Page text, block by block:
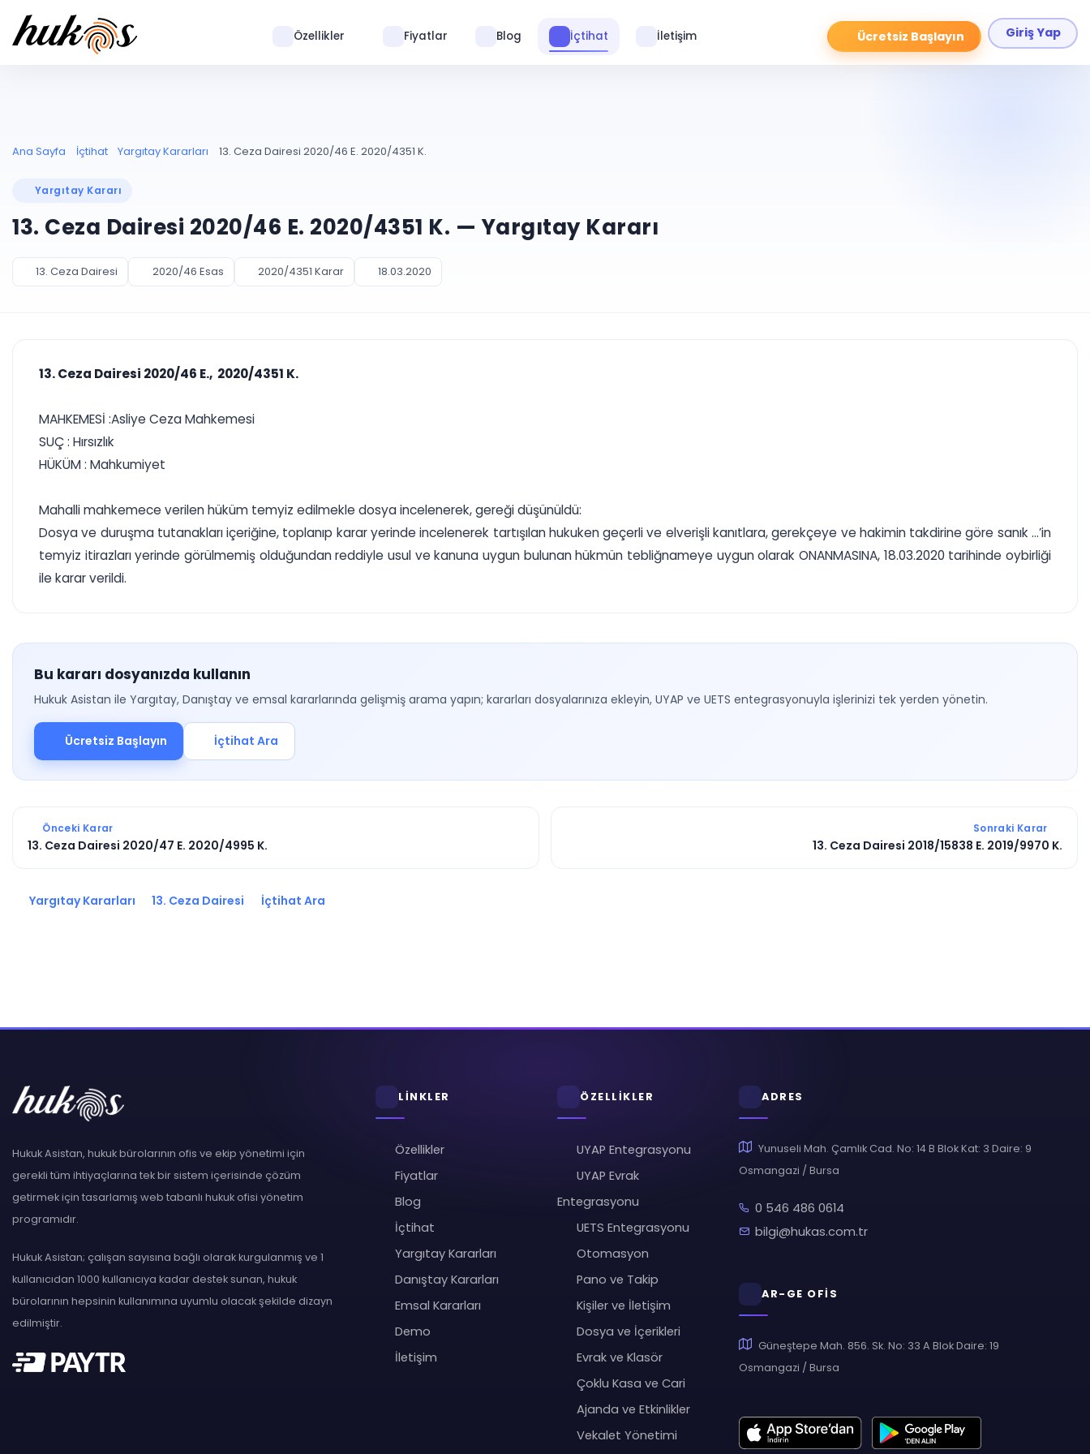
Ücretsiz Başlayın Giriş Yap
Özellikler Fiyatlar Blog İçtihat İletişim
Ana Sayfa İçtihat Yargıtay Kararları 13. Ceza Dairesi 2020/46 E. 2020/4351 K.
Yargıtay Kararı
13. Ceza Dairesi 2020/46 E. 2020/4351 K. — Yargıtay Kararı
13. Ceza Dairesi 2020/46 Esas 2020/4351 Karar 18.03.2020
13. Ceza Dairesi 2020/46 E., 2020/4351 K.
MAHKEMESİ :Asliye Ceza Mahkemesi
SUÇ : Hırsızlık
HÜKÜM : Mahkumiyet
Mahalli mahkemece verilen hüküm temyiz edilmekle dosya incelenerek, gereği düşünüldü:
Dosya ve duruşma tutanakları içeriğine, toplanıp karar yerinde incelenerek tartışılan hukuken geçerli ve elverişli kanıtlara, gerekçeye ve hakimin takdirine göre sanık ...’in
temyiz itirazları yerinde görülmemiş olduğundan reddiyle usul ve kanuna uygun bulunan hükmün tebliğnameye uygun olarak ONANMASINA, 18.03.2020 tarihinde oybirliği
ile karar verildi.
Bu kararı dosyanızda kullanın
Hukuk Asistan ile Yargıtay, Danıştay ve emsal kararlarında gelişmiş arama yapın; kararları dosyalarınıza ekleyin, UYAP ve UETS entegrasyonuyla işlerinizi tek yerden yönetin.
Ücretsiz Başlayın İçtihat Ara
Önceki Karar
13. Ceza Dairesi 2020/47 E. 2020/4995 K.
Sonraki Karar
13. Ceza Dairesi 2018/15838 E. 2019/9970 K.
Yargıtay Kararları 13. Ceza Dairesi İçtihat Ara
Hukuk Asistan, hukuk bürolarının ofis ve ekip yönetimi için
gerekli tüm ihtiyaçlarına tek bir sistem içerisinde çözüm
getirmek için tasarlamış web tabanlı hukuk ofisi yönetim
programıdır.
Hukuk Asistan; çalışan sayısına bağlı olarak kurgulanmış ve 1
kullanıcıdan 1000 kullanıcıya kadar destek sunan, hukuk
bürolarının hepsinin kullanımına uyumlu olacak şekilde dizayn
edilmiştir.
LİNKLER
Özellikler
Fiyatlar
Blog
İçtihat
Yargıtay Kararları
Danıştay Kararları
Emsal Kararları
Demo
İletişim
ÖZELLİKLER
UYAP Entegrasyonu
UYAP Evrak
Entegrasyonu
UETS Entegrasyonu
Otomasyon
Pano ve Takip
Kişiler ve İletişim
Dosya ve İçerikleri
Evrak ve Klasör
Çoklu Kasa ve Cari
Ajanda ve Etkinlikler
Vekalet Yönetimi
ADRES
Yunuseli Mah. Çamlık Cad. No: 14 B Blok Kat: 3 Daire: 9
Osmangazi / Bursa
0 546 486 0614
bilgi@hukas.com.tr
AR-GE OFİS
Güneştepe Mah. 856. Sk. No: 33 A Blok Daire: 19
Osmangazi / Bursa